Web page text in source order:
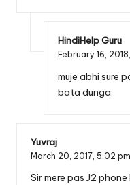
HindiHelp Guru
February 16, 2018,
muje abhi sure
bata dunga.
Yuvraj
March 20, 2017, 5:02 pm
Sir mere pas J2